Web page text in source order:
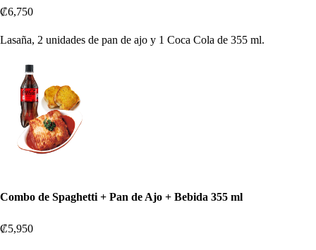
₡6,750
Lasaña, 2 unidades de pan de ajo y 1 Coca Cola de 355 ml.
Combo de Spaghetti + Pan de Ajo + Bebida 355 ml
₡5,950